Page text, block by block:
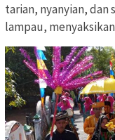
tarian, nyanyian, dan
lampau,